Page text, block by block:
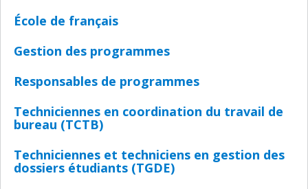
École de français
Gestion des programmes
Responsables de programmes
Techniciennes en coordination du travail de
bureau (TCTB)
Techniciennes et techniciens en gestion des
dossiers étudiants (TGDE)